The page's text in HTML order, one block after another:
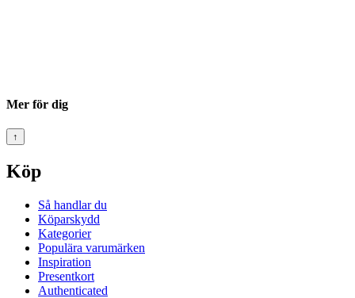
Mer för dig
↑
Köp
Så handlar du
Köparskydd
Kategorier
Populära varumärken
Inspiration
Presentkort
Authenticated